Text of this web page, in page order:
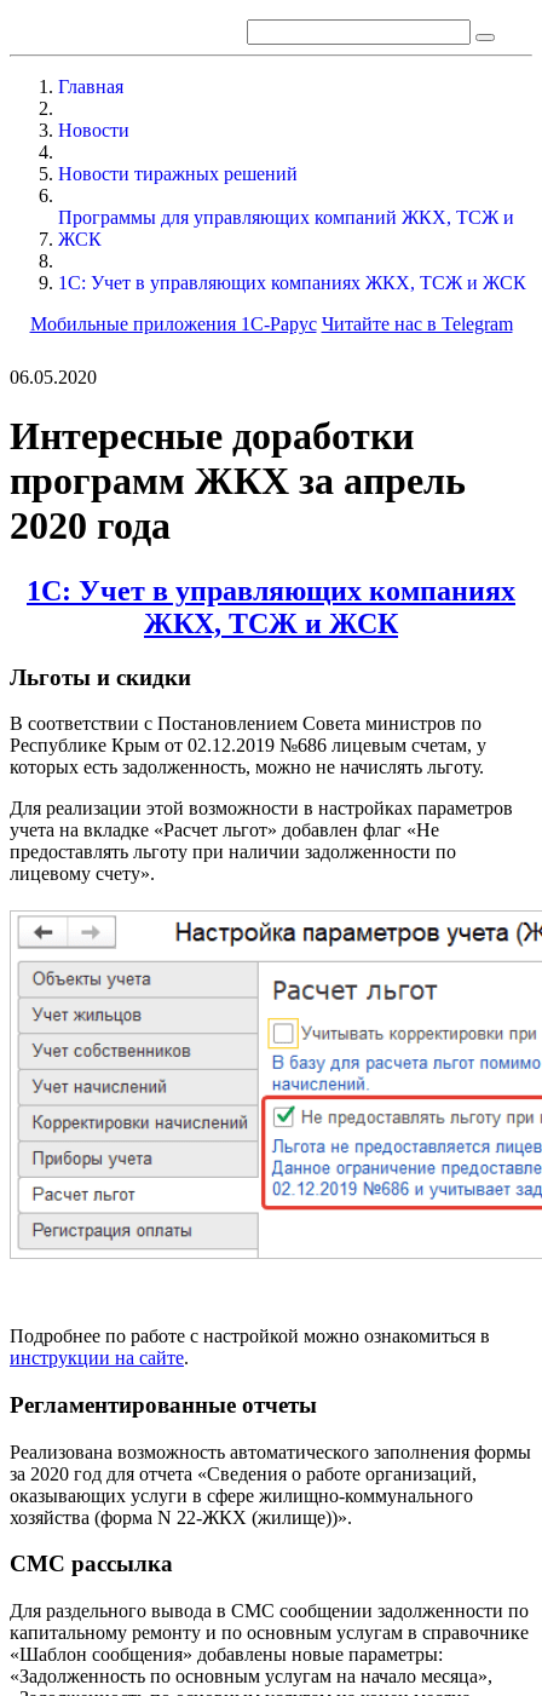
Главная
Новости
Новости тиражных решений
Программы для управляющих компаний ЖКХ, ТСЖ и
ЖСК
1С: Учет в управляющих компаниях ЖКХ, ТСЖ и ЖСК
Мобильные приложения 1С-Рарус Читайте нас в Telegram
06.05.2020
Интересные доработки
программ ЖКХ за апрель
2020 года
1С: Учет в управляющих компаниях
ЖКХ, ТСЖ и ЖСК
Льготы и скидки
В соответствии с Постановлением Совета министров по
Республике Крым от 02.12.2019 №686 лицевым счетам, у
которых есть задолженность, можно не начислять льготу.
Для реализации этой возможности в настройках параметров
учета на вкладке «Расчет льгот» добавлен флаг «Не
предоставлять льготу при наличии задолженности по
лицевому счету».
Подробнее по работе с настройкой можно ознакомиться в
инструкции на сайте.
Регламентированные отчеты
Реализована возможность автоматического заполнения формы
за 2020 год для отчета «Сведения о работе организаций,
оказывающих услуги в сфере жилищно-коммунального
хозяйства (форма N 22-ЖКХ (жилище))».
СМС рассылка
Для раздельного вывода в СМС сообщении задолженности по
капитальному ремонту и по основным услугам в справочнике
«Шаблон сообщения» добавлены новые параметры:
«Задолженность по основным услугам на начало месяца»,